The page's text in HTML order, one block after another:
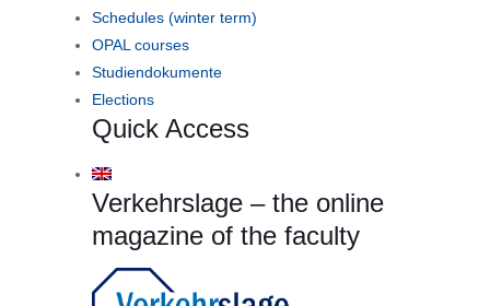
Schedules (winter term)
OPAL courses
Studiendokumente
Elections
Quick Access
Verkehrslage – the online
magazine of the faculty